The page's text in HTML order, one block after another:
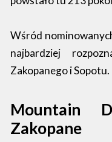
Wśród
najbardziej
Zakopanego i Sopotu.
Mountain
Zakopane